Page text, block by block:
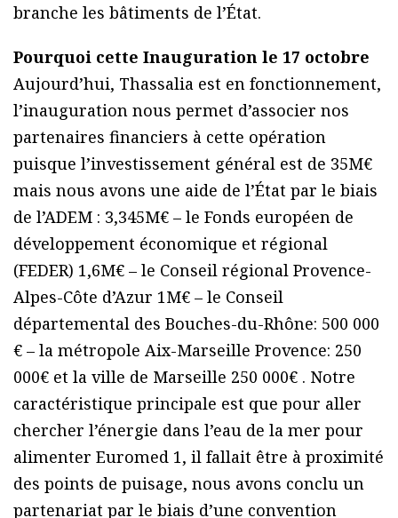
branche les bâtiments de l’État.
Pourquoi cette Inauguration le 17 octobre
Aujourd’hui, Thassalia est en fonctionnement,
l’inauguration nous permet d’associer nos
partenaires financiers à cette opération
puisque l’investissement général est de 35M€
mais nous avons une aide de l’État par le biais
de l’ADEM : 3,345M€ – le Fonds européen de
développement économique et régional
(FEDER) 1,6M€ – le Conseil régional Provence-
Alpes-Côte d’Azur 1M€ – le Conseil
départemental des Bouches-du-Rhône: 500 000
€ – la métropole Aix-Marseille Provence: 250
000€ et la ville de Marseille 250 000€ . Notre
caractéristique principale est que pour aller
chercher l’énergie dans l’eau de la mer pour
alimenter Euromed 1, il fallait être à proximité
des points de puisage, nous avons conclu un
partenariat par le biais d’une convention